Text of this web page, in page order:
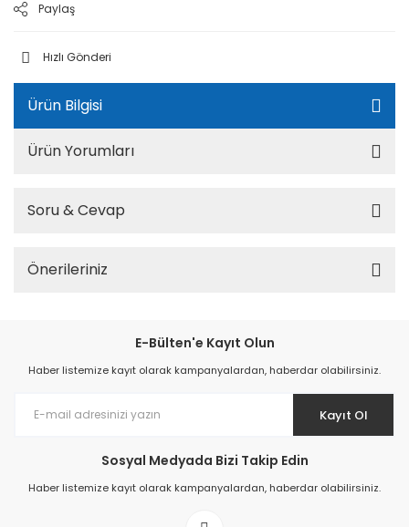
Paylaş
Hızlı Gönderi
Ürün Bilgisi
Ürün Yorumları
Soru & Cevap
Önerileriniz
E-Bülten'e Kayıt Olun
Haber listemize kayıt olarak kampanyalardan, haberdar olabilirsiniz.
Kayıt Ol
Sosyal Medyada Bizi Takip Edin
Haber listemize kayıt olarak kampanyalardan, haberdar olabilirsiniz.